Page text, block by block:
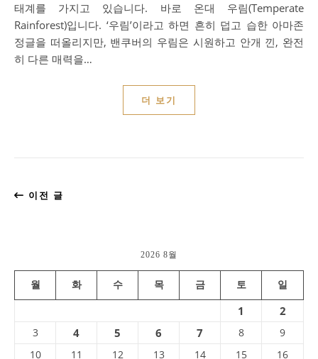
태계를 가지고 있습니다. 바로 온대 우림(Temperate
Rainforest)입니다. ‘우림’이라고 하면 흔히 덥고 습한 아마존
정글을 떠올리지만, 밴쿠버의 우림은 시원하고 안개 낀, 완전
히 다른 매력을…
더 보기
이전 글
2026 8월
월 화 수 목 금 토 일
1 2
3 4 5 6 7 8
9
10
11 12 13 14 15 16